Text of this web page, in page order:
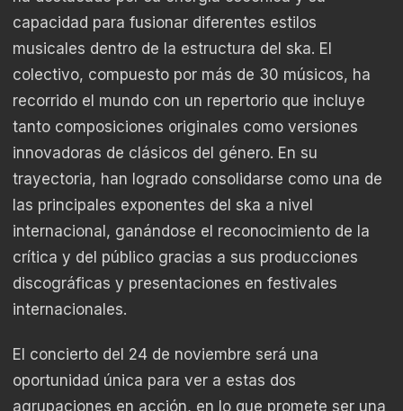
capacidad para fusionar diferentes estilos
musicales dentro de la estructura del ska. El
colectivo, compuesto por más de 30 músicos, ha
recorrido el mundo con un repertorio que incluye
tanto composiciones originales como versiones
innovadoras de clásicos del género. En su
trayectoria, han logrado consolidarse como una de
las principales exponentes del ska a nivel
internacional, ganándose el reconocimiento de la
crítica y del público gracias a sus producciones
discográficas y presentaciones en festivales
internacionales.
El concierto del 24 de noviembre será una
oportunidad única para ver a estas dos
agrupaciones en acción, en lo que promete ser una